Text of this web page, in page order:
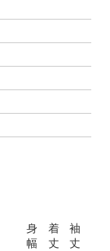
身
幅
着
丈
袖
丈